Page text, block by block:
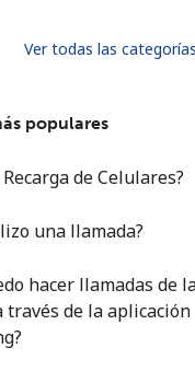
Ver todas las categorías
populares
de Celulares?
una llamada?
hacer llamadas de
través de la aplicación